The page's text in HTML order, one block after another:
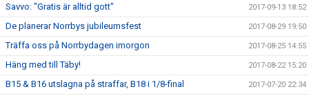
Savvo: "Gratis är alltid gott" 2017-09-13 18:52
De planerar Norrbys jubileumsfest 2017-08-29 19:50
Träffa oss på Norrbydagen imorgon 2017-08-25 14:55
Häng med till Täby! 2017-08-22 15:20
B15 & B16 utslagna på straffar, B18 i 1/8-final 2017-07-20 22:34